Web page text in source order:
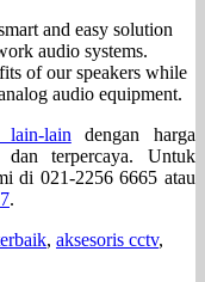
and easy solution
audio systems.
of our speakers while
audio equipment.
lain-lain dengan harga
dan terpercaya. Untuk
di 021-2256 6665 atau
.
, aksesoris cctv,